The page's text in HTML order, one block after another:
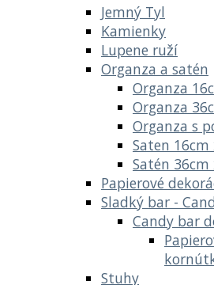
Jemný Tyl
Kamienky
Lupene ruží
Organza a satén
Organza
Organza
Organza s
Saten 16cm
Satén 36cm
Papierové
Sladký bar -
Candy bar
Stuhy